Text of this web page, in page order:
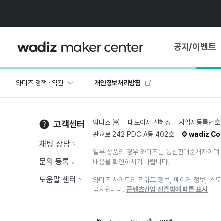
공지/이벤트
와디즈
마이 와디즈
중요 업데이트
보도자료
지원사업
와디즈 정책 · 약관 개인정보처리방침
고객센터
채팅 상담
문의 등록
도움말 센터
와디즈 ㈜ 대표이사 신혜성 사업자등록
판교로 242 PDC A동 402호
© wadiz
일부 상품의 경우 와디즈는 통신판매중개자이
내용을 확인하시기 바랍니다.
와디즈 사이트의 리워드 정보, 메이커 정보, 스
금지됩니다. 콘텐츠산업 진흥법에 따른 표시